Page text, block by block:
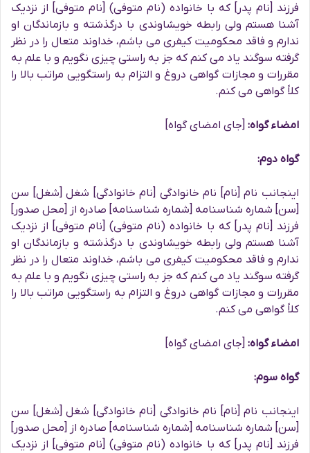
فرزند [نام پدر] که با خانواده (نام متوفی) [نام متوفی] از نزدیک
آشنا هستم ولی رابطه خویشاوندی با درگذشته و بازماندگان او
ندارم و فاقد محکومیت کیفری می باشم، خداوند متعال را در نظر
گرفته سوگند یاد می کنم که جز به راستی چیزی نگویم و با علم به
مقررات و مجازات گواهی دروغ و التزام به راستگویی مراتب بالا را
کلاً گواهی می کنم.
امضاء گواه: [جای امضای گواه]
گواه دوم:
اینجانب نام [نام] نام خانوادگی [نام خانوادگی] شغل [شغل] سن
[سن] شماره شناسنامه [شماره شناسنامه] صادره از [محل صدور]
فرزند [نام پدر] که با خانواده (نام متوفی) [نام متوفی] از نزدیک
آشنا هستم ولی رابطه خویشاوندی با درگذشته و بازماندگان او
ندارم و فاقد محکومیت کیفری می باشم، خداوند متعال را در نظر
گرفته سوگند یاد می کنم که جز به راستی چیزی نگویم و با علم به
مقررات و مجازات گواهی دروغ و التزام به راستگویی مراتب بالا را
کلاً گواهی می کنم.
امضاء گواه: [جای امضای گواه]
گواه سوم:
اینجانب نام [نام] نام خانوادگی [نام خانوادگی] شغل [شغل] سن
[سن] شماره شناسنامه [شماره شناسنامه] صادره از [محل صدور]
فرزند [نام پدر] که با خانواده (نام متوفی) [نام متوفی] از نزدیک